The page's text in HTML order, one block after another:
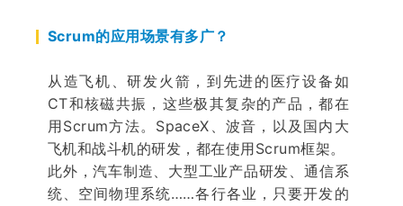
Scrum的应用场景有多广？
从造飞机、研发火箭，到先进的医疗设备如
CT和核磁共振，这些极其复杂的产品，都在
用Scrum方法。SpaceX、波音，以及国内大
飞机和战斗机的研发，都在使用Scrum框架。
此外，汽车制造、大型工业产品研发、通信系
统、空间物理系统……各行各业，只要开发的